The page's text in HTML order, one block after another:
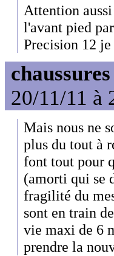
Attention
l'avant pied
Precision 12
20/11/11 à
Mais nous ne
plus du tout à
font tout pour
(amorti qui se
fragilité du
sont en train
vie maxi de 6
prendre la